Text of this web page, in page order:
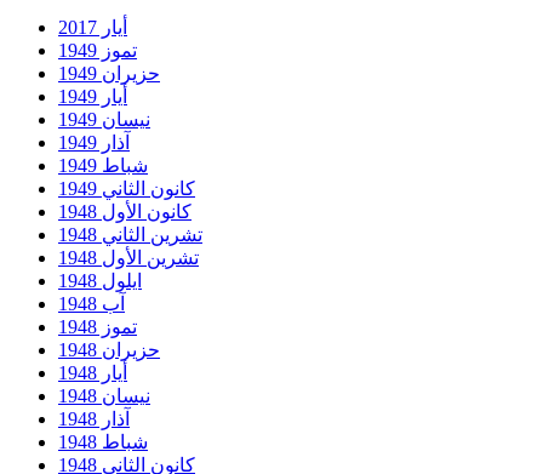
أيار 2017
تموز 1949
حزيران 1949
أيار 1949
نيسان 1949
آذار 1949
شباط 1949
كانون الثاني 1949
كانون الأول 1948
تشرين الثاني 1948
تشرين الأول 1948
ايلول 1948
آب 1948
تموز 1948
حزيران 1948
أيار 1948
نيسان 1948
آذار 1948
شباط 1948
كانون الثاني 1948